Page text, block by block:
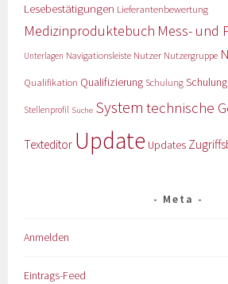
Lesebestätigungen Lieferantenbewertung
Medizinproduktebuch Mess- und
Unterlagen Navigationsleiste Nutzer Nutzergruppe
Qualifikation Qualifizierung Schulung
Stellenprofil Suche System technische
Texteditor Update Updates
Meta
Anmelden
Eintrags-Feed